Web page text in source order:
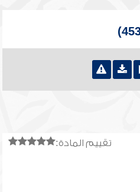
تقييم المادة: